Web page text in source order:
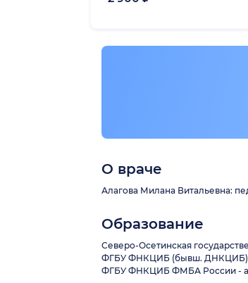
О враче
Алагова Милана Витальевна:
Образование
Северо-Осетинская
ФГБУ ФНКЦИБ (бывш. ДНКЦИБ)
ФГБУ ФНКЦИБ ФМБА России -